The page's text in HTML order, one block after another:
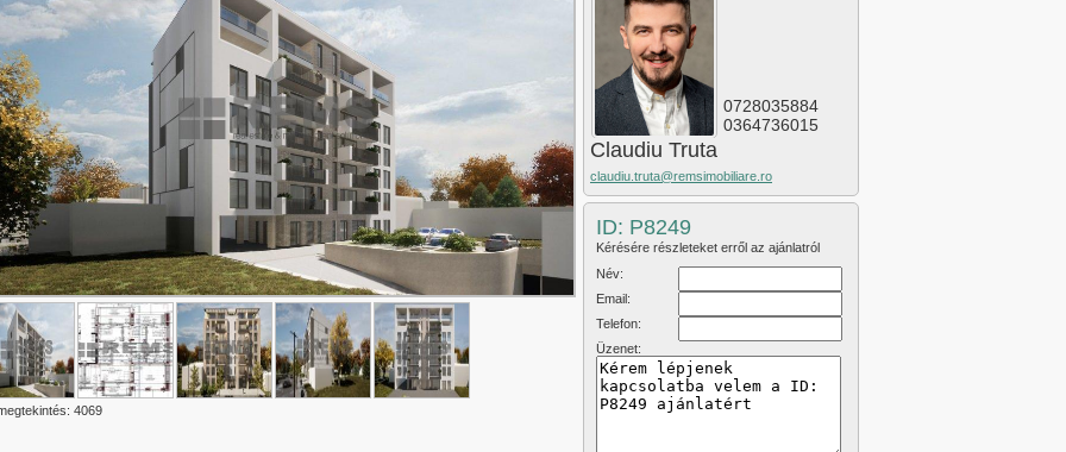
4069
0728035884
0364736015
Claudiu Truta
claudiu.truta@remsimobiliare.ro
ID: P8249
Kérésére részleteket erről az ajánlatról
Név:
Email:
Telefon:
Üzenet: